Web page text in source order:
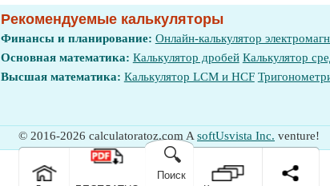
Рекомендуемые калькуляторы
Финансы и планирование: Онлайн-калькулятор
Основная математика: Калькулятор дробей Калькулятор
Высшая математика: Калькулятор LCM и HCF
© 2016-2026 calculatoratoz.com A softUsvista Inc. venture!
🔍
Поиск